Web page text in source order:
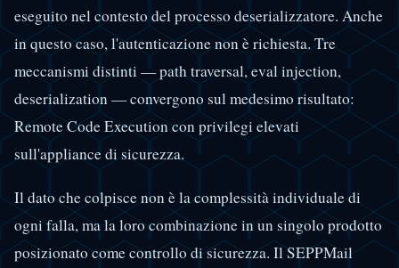
eseguito nel contesto del processo deserializzatore. Anche
in questo caso, l'autenticazione non è richiesta. Tre
meccanismi distinti — path traversal, eval injection,
deserialization — convergono sul medesimo risultato:
Remote Code Execution con privilegi elevati
sull'appliance di sicurezza.
Il dato che colpisce non è la complessità individuale di
ogni falla, ma la loro combinazione in un singolo prodotto
posizionato come controllo di sicurezza. Il SEPPMail